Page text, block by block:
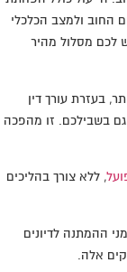
החוב ולמצב הכלכלי
לכם מסלול מהיר
בעזרת עורך דין
גם בשבילכם. זו מהפכה
, ללא צורך בהליכים
שיפור ניכר. זמני ההמתנה לדיונים
אלה.